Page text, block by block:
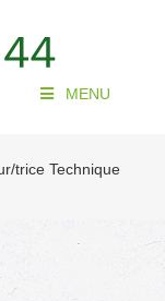
MENU
trice Technique